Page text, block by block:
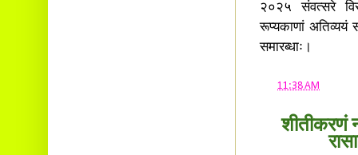
२०२५ संवत्सरे
रूप्यकाणां अतिव्ययं
समारब्धाः।
11:38 AM
शीतीकरणं